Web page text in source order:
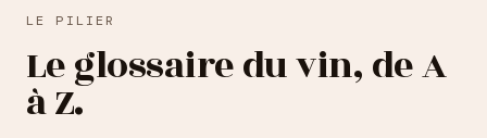
LE PILIER
Le glossaire du vin, de A
à Z.